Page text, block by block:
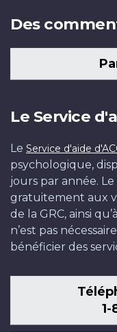
Des
Le Service
Le Service d'aide
psychologique,
jours par année. Le
gratuitement aux
de la GRC, ainsi
n’est pas
bénéficier des